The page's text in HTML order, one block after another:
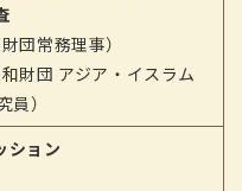
団常務理事）
財団 アジア・イスラム
員）
ション